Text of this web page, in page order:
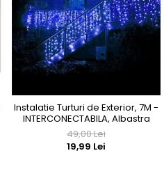
Instalatie Turturi de Exterior, 7M -
INTERCONECTABILA, Albastra
49,00 Lei
19,99 Lei